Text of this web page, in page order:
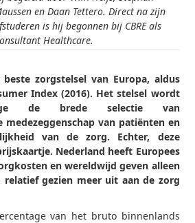
en Daan Tettero. Direct na zijn
is hij begonnen bij CBRE als
Healthcare.
zorgstelsel van Europa, aldus
Index (2016). Het stelsel wordt
de brede selectie van
medezeggenschap van patiënten en
van de zorg. Echter, deze
Nederland heeft Europees
en wereldwijd geven alleen
relatief gezien meer uit aan de zorg
van het bruto binnenlands